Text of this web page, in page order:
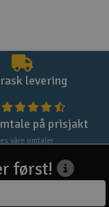
levering
på prisjakt
våre omtaler
først!